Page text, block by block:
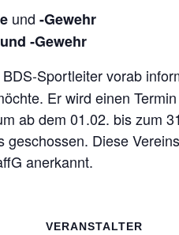
und -Gewehr
‑Gewehr
Sport­lei­ter vorab
Er wird einen
ab dem 01.02. bis zum
Diese
anerkannt.
VERANSTALTER